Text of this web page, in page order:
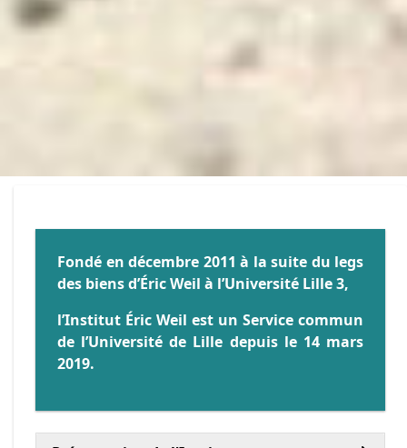
Fondé en décembre 2011 à la suite du legs
des biens d’Éric Weil à l’Université Lille 3,
l’Institut Éric Weil est un Service commun
de l’Université de Lille depuis le 14 mars
2019.